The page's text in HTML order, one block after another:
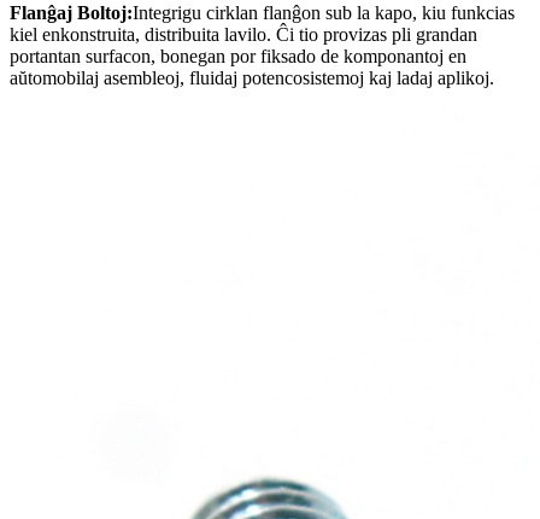
Flanĝaj Boltoj:Integrigu cirklan flanĝon sub la kapo, kiu funkcias
kiel enkonstruita, distribuita lavilo. Ĉi tio provizas pli grandan
portantan surfacon, bonegan por fiksado de komponantoj en
aŭtomobilaj asembleoj, fluidaj potencosistemoj kaj ladaj aplikoj.